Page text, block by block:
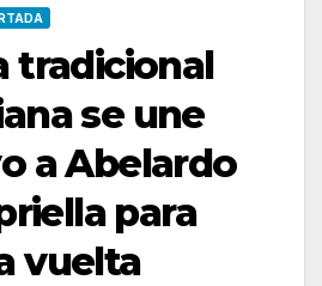
tradicional
se une
a Abelardo
para
vuelta